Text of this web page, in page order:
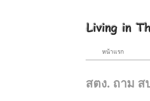
หน้าแรก
สตง. ถาม